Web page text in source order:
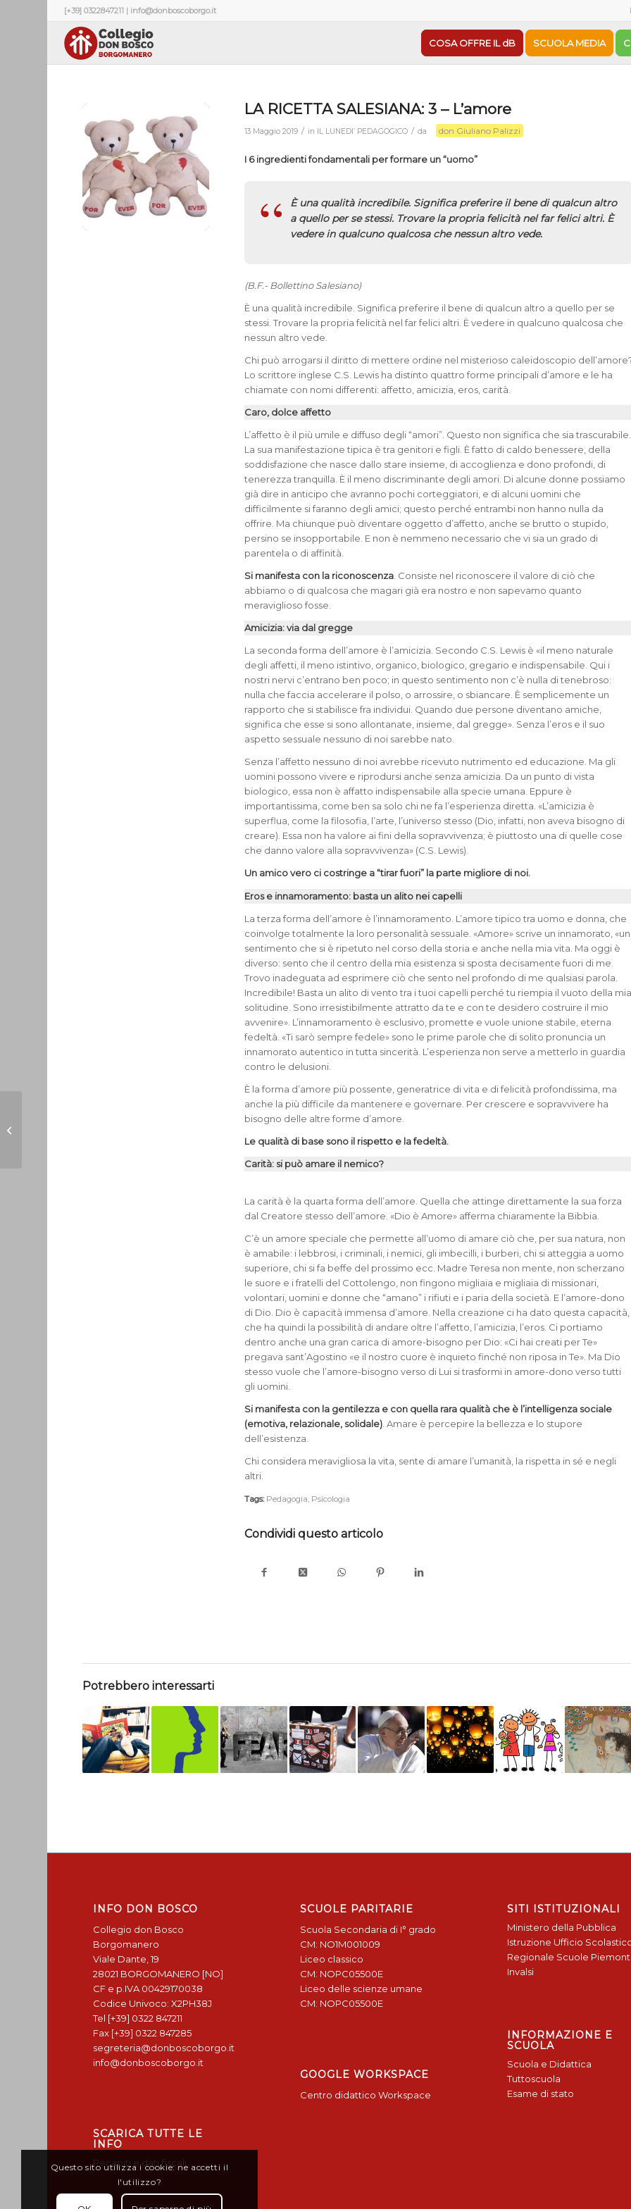
[+39] 0322847211 | info@donboscoborgo.it
COSA OFFRE IL dB SCUOLA MEDIA
LA RICETTA SALESIANA: 3 – L’amore
13 Maggio 2019 / in IL LUNEDI’ PEDAGOGICO / da don Giuliano Palizzi
I 6 ingredienti fondamentali per formare un “uomo”
È una qualità incredibile. Significa preferire il bene di qualcun altro
a quello per se stessi. Trovare la propria felicità nel far felici altri. È
vedere in qualcuno qualcosa che nessun altro vede.
(B.F.- Bollettino Salesiano)
È una qualità incredibile. Significa preferire il bene di qualcun altro a quello per se
stessi. Trovare la propria felicità nel far felici altri. È vedere in qualcuno qualcosa che
nessun altro vede.
Chi può arrogarsi il diritto di mettere ordine nel misterioso caleidoscopio
Lo scrittore inglese C.S. Lewis ha distinto quattro forme principali d’amore e le ha
chiamate con nomi differenti: affetto, amicizia, eros, carità.
Caro, dolce affetto
L’affetto è il più umile e diffuso degli “amori”. Questo non significa che sia trascurabile.
La sua manifestazione tipica è tra genitori e figli. È fatto di caldo benessere, della
soddisfazione che nasce dallo stare insieme, di accoglienza e dono profondi, di
tenerezza tranquilla. È il meno discriminante degli amori. Di alcune donne possiamo
già dire in anticipo che avranno pochi corteggiatori, e di alcuni uomini che
difficilmente si faranno degli amici; questo perché entrambi non hanno nulla da
offrire. Ma chiunque può diventare oggetto d’affetto, anche se brutto o stupido,
persino se insopportabile. E non è nemmeno necessario che vi sia un grado di
parentela o di affinità.
Si manifesta con la riconoscenza. Consiste nel riconoscere il valore di ciò che
abbiamo o di qualcosa che magari già era nostro e non sapevamo quanto
meraviglioso fosse.
Amicizia: via dal gregge
La seconda forma dell’amore è l’amicizia. Secondo C.S. Lewis è «il meno naturale
degli affetti, il meno istintivo, organico, biologico, gregario e indispensabile. Qui i
nostri nervi c’entrano ben poco; in questo sentimento non c’è nulla di tenebroso:
nulla che faccia accelerare il polso, o arrossire, o sbiancare. È semplicemente un
rapporto che si stabilisce fra individui. Quando due persone diventano amiche,
significa che esse si sono allontanate, insieme, dal gregge». Senza l’eros e il suo
aspetto sessuale nessuno di noi sarebbe nato.
Senza l’affetto nessuno di noi avrebbe ricevuto nutrimento ed educazione. Ma gli
uomini possono vivere e riprodursi anche senza amicizia. Da un punto di vista
biologico, essa non è affatto indispensabile alla specie umana. Eppure è
importantissima, come ben sa solo chi ne fa l’esperienza diretta. «L’amicizia è
superflua, come la filosofia, l’arte, l’universo stesso (Dio, infatti, non aveva bisogno di
creare). Essa non ha valore ai fini della sopravvivenza; è piuttosto una di quelle cose
che danno valore alla sopravvivenza» (C.S. Lewis).
Un amico vero ci costringe a “tirar fuori” la parte migliore di noi.
Eros e innamoramento: basta un alito nei capelli
La terza forma dell’amore è l’innamoramento. L’amore tipico tra uomo e donna, che
coinvolge totalmente la loro personalità sessuale. «Amore» scrive un innamorato, «un
sentimento che si è ripetuto nel corso della storia e anche nella mia vita. Ma oggi è
diverso: sento che il centro della mia esistenza si sposta decisamente fuori di me.
Trovo inadeguata ad esprimere ciò che sento nel profondo di me qualsiasi parola.
Incredibile! Basta un alito di vento tra i tuoi capelli perché tu riempia il vuoto della
solitudine. Sono irresistibilmente attratto da te e con te desidero costruire il mio
avvenire». L’innamoramento è esclusivo, promette e vuole unione stabile, eterna
fedeltà. «Ti sarò sempre fedele» sono le prime parole che di solito pronuncia un
innamorato autentico in tutta sincerità. L’esperienza non serve a metterlo in guardia
contro le delusioni.
È la forma d’amore più possente, generatrice di vita e di felicità profondissima, ma
anche la più difficile da mantenere e governare. Per crescere e sopravvivere ha
bisogno delle altre forme d’amore.
Le qualità di base sono il rispetto e la fedeltà.
Carità: si può amare il nemico?
La carità è la quarta forma dell’amore. Quella che attinge direttamente la sua forza
dal Creatore stesso dell’amore. «Dio è Amore» afferma chiaramente la Bibbia.
C’è un amore speciale che permette all’uomo di amare ciò che, per sua natura, non
è amabile: i lebbrosi, i criminali, i nemici, gli imbecilli, i burberi, chi si atteggia a uomo
superiore, chi si fa beffe del prossimo ecc. Madre Teresa non mente, non scherzano
le suore e i fratelli del Cottolengo, non fingono migliaia e migliaia di missionari,
volontari, uomini e donne che “amano” i rifiuti e i paria della società. E l’amore-dono
di Dio. Dio è capacità immensa d’amore. Nella creazione ci ha dato questa capacità,
che ha quindi la possibilità di andare oltre l’affetto, l’amicizia, l’eros. Ci portiamo
dentro anche una gran carica di amore-bisogno per Dio: «Ci hai creati per Te»
pregava sant’Agostino «e il nostro cuore è inquieto finché non riposa in Te». Ma Dio
stesso vuole che l’amore-bisogno verso di Lui si trasformi in amore-dono verso tutti
gli uomini.
Si manifesta con la gentilezza e con quella rara qualità che è l’intelligenza sociale
(emotiva, relazionale, solidale) . Amare è percepire la bellezza e lo stupore
dell’esistenza.
Chi considera meravigliosa la vita, sente di amare l’umanità, la rispetta in sé e negli
altri.
Tags: Pedagogia, Psicologia
Condividi questo articolo
Potrebbero interessarti
INFO DON BOSCO
Collegio don Bosco
Borgomanero
Viale Dante, 19
28021 BORGOMANERO [NO]
CF e p.IVA 00429170038
Codice Univoco: X2PH38J
Tel [+39] 0322 847211
Fax [+39] 0322 847285
segreteria@donboscoborgo.it
info@donboscoborgo.it
SCARICA TUTTE LE
INFO
Recapiti e dati fiscali
SCUOLE PARITARIE
Scuola Secondaria di I° grado
CM: NO1M001009
Liceo classico
CM: NOPC05500E
Liceo delle scienze umane
CM: NOPC05500E
GOOGLE WORKSPACE
Centro didattico Workspace
SITI ISTITUZIONALI
Ministero della Pubblica
Istruzione Ufficio
Regionale Scuole
Invalsi
INFORMAZIONE E
SCUOLA
Scuola e Didattica
Tuttoscuola
Esame di stato
Questo sito utilizza i cookie: ne accetti il
l'utilizzo?